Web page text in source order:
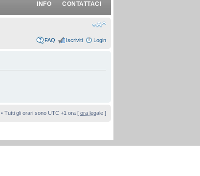
INFO CONTATTACI
FAQ Iscriviti Login
• Tutti gli orari sono UTC +1 ora [ ora legale ]